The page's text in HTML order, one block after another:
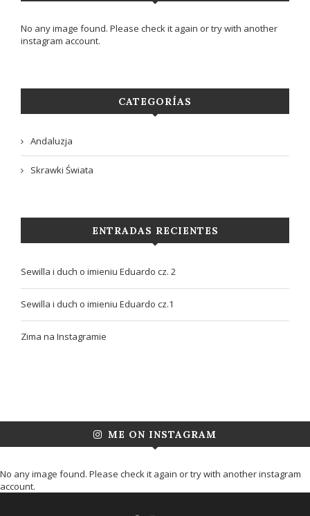
No any image found. Please check it again or try with another
instagram account.
CATEGORÍAS
Andaluzja
Skrawki Świata
ENTRADAS RECIENTES
Sewilla i duch o imieniu Eduardo cz. 2
Sewilla i duch o imieniu Eduardo cz.1
Zima na Instagramie
ME ON INSTAGRAM
No any image found. Please check it again or try with another instagram
account.